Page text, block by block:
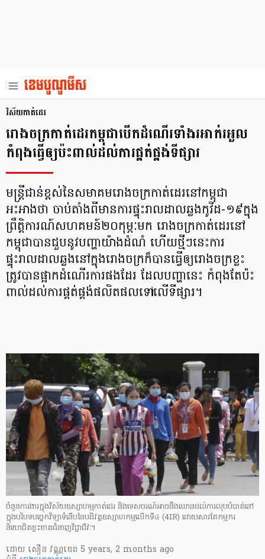
វិស័យកាត់ដេរ
រោងចក្រកាត់ដេរកម្ពុជាបើកដំណើរទាំងរអាក់រអួល
កំពុងធ្វើឲ្យប៉ះពាល់ដល់ការផ្គត់ផ្គង់ទីផ្សារ
មន្ត្រីជាន់ខ្ពស់នៃសមាគមរោងចក្រកាត់ដេរនៅកម្ពុជា
អះអាងថា ចាប់តាំងពីមានការផ្ទុះរាលដាលឆ្លងកូវីដ-១៩ក្នុង
ព្រឹត្តិការណ៍សហគមន៍២០កុម្ភៈមក រោងចក្រកាត់ដេរនៅ
កម្ពុជាបានជួបនូវបញ្ហាយ៉ាងដំណំ ហើយថ្មីៗនេះការ
ផ្ទុះរាលដាលឆ្លងនៅក្នុងរោងចក្រក៏បានធ្វើឲ្យរោងចក្រខ្លះ
ត្រូវបានផ្អាកដំណើរការផងដែរ ដែលបញ្ហានេះ កំពុងតែប៉ះ
ពាល់ដល់ការផ្គត់ផ្គង់ផលិតផលទៅលើទីផ្សារ។
ចំនួនការងារក្នុងវិស័យឧស្សាហម្មកាត់ដេរ និងទេសចរណ៍អាចនឹងឈានដល់ការលុបបំបាត់នៅ
ក្នុងបរិបទបច្ចេកវិទ្យាទំនើបនៃបដិវត្តឧស្សាហកម្មលើកទី៤ (4IR) ដោយសារតែកម្មករ
និយោជិតខ្វះខាតជំនាញវិជ្ជាជីវៈ។
ដោយ សឿន វណ្ណឌេត 5 years, 2 months ago